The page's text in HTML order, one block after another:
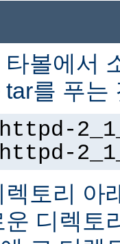
볼에서
를 푸는
토리 아
디렉토